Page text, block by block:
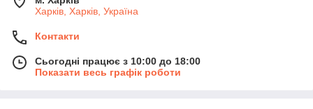
Харків, Харків, Україна
Контакти
Сьогодні працює з 10:00 до 18:00
Показати весь графік роботи